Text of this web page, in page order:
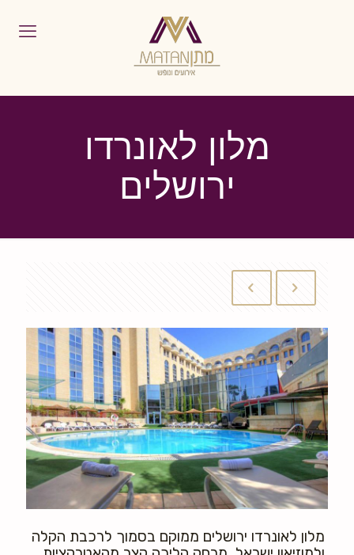
מלון לאונרדו
ירושלים
מלון לאונרדו ירושלים ממוקם בסמוך לרכבת הקלה